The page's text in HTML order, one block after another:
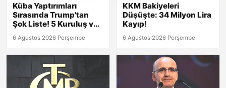
Küba Yaptırımları
Sırasında Trump'tan
Şok Liste! 5 Kuruluş ve
8 Kişi Hedefte
6 Ağustos 2026 Perşembe
KKM Bakiyeleri
Düşüşte: 34 Milyon Lira
Kayıp!
6 Ağustos 2026 Perşembe